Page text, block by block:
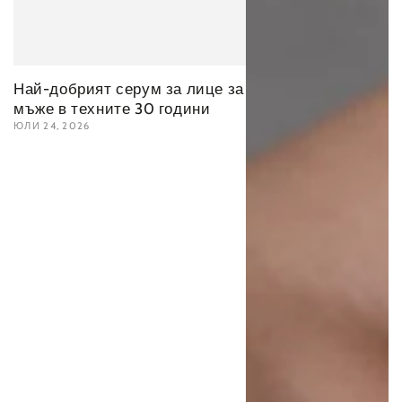
Най-добрият серум за лице за
мъже в техните 30 години
ЮЛИ 24, 2026